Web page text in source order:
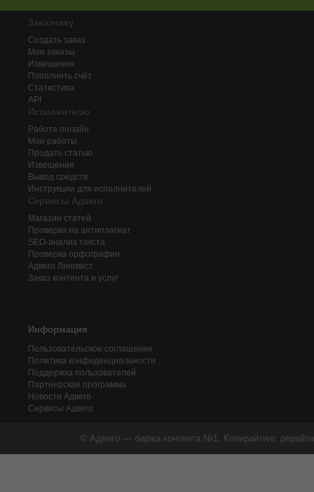
Заказчику
Создать заказ
Мои заказы
Извещения
Пополнить счёт
Статистика
API
Исполнителю
Работа онлайн
Мои работы
Продать статью
Извещения
Вывод средств
Инструкции для исполнителей
Сервисы Адвего
Магазин статей
Проверка на антиплагиат
SEO-анализ текста
Проверка орфографии
Адвего Лингвист
Заказ контента и услуг
Информация
Пользовательское соглашение
Политика конфиденциальности
Поддержка пользователей
Партнерская программа
Новости Адвего
Сервисы Адвего
© Адвего — биржа контента №1. Копирайтинг,